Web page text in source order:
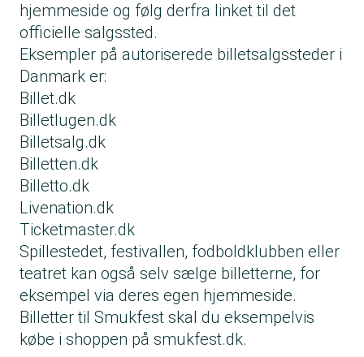
hjemmeside og følg derfra linket til det
officielle salgssted.
Eksempler på autoriserede billetsalgssteder i
Danmark er:
Billet.dk
Billetlugen.dk
Billetsalg.dk
Billetten.dk
Billetto.dk
Livenation.dk
Ticketmaster.dk
Spillestedet, festivallen, fodboldklubben eller
teatret kan også selv sælge billetterne, for
eksempel via deres egen hjemmeside.
Billetter til Smukfest skal du eksempelvis
købe i shoppen på smukfest.dk.